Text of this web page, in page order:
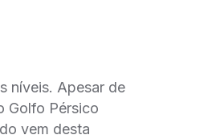
níveis. Apesar de
Golfo Pérsico
vem desta